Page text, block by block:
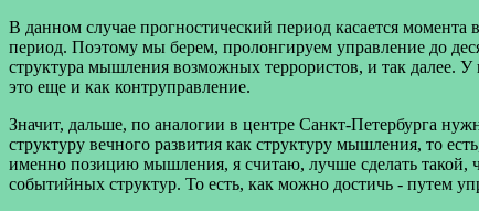
В данном случае прогностический период касается
период. Поэтому мы берем, пролонгируем управление до
структура мышления возможных террористов, и так далее. У
это еще и как контруправление.
Значит, дальше, по аналогии в центре Санкт-Петербурга
структуру вечного развития как структуру мышления, то
именно позицию мышления, я считаю, лучше сделать такой,
событийных структур. То есть, как можно достичь - путем